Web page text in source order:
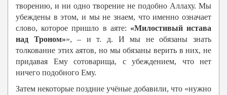
творению, и ни одно творение не подобно Аллаху. Мы
убеждены в этом, и мы не знаем, что именно означает
слово, которое пришло в аяте: «Милостивый истава
над Троном»», – и т. д. И мы не обязаны знать
толкование этих аятов, но мы обязаны верить в них, не
придавая Ему сотоварища, с убеждением, что нет
ничего подобного Ему.
Затем некоторые поздние учёные добавили, что «нужно